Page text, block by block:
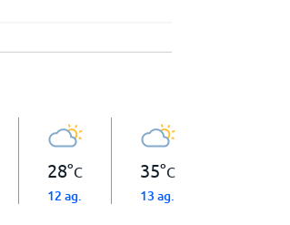
28°C
12 ag.
35°C
13 ag.